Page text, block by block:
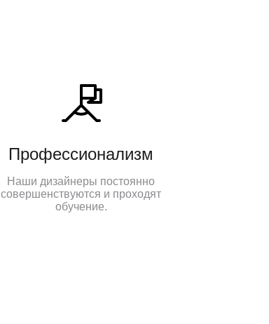
Профессионализм
Наши дизайнеры постоянно
совершенствуются и проходят
обучение.